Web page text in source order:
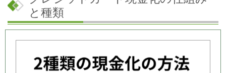
と種類